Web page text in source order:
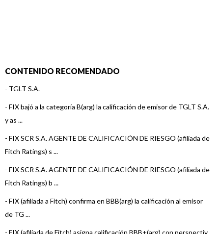
CONTENIDO RECOMENDADO
- TGLT S.A.
- FIX bajó a la categoría B(arg) la calificación de emisor de TGLT S.A.
y as ...
- FIX SCR S.A. AGENTE DE CALIFICACIÓN DE RIESGO (afiliada de
Fitch Ratings) s ...
- FIX SCR S.A. AGENTE DE CALIFICACIÓN DE RIESGO (afiliada de
Fitch Ratings) b ...
- FIX (afiliada a Fitch) confirma en BBB(arg) la calificación al emisor
de TG ...
- FIX (afiliada de Fitch) asigna calificación BBB+(arg) con perspectiv